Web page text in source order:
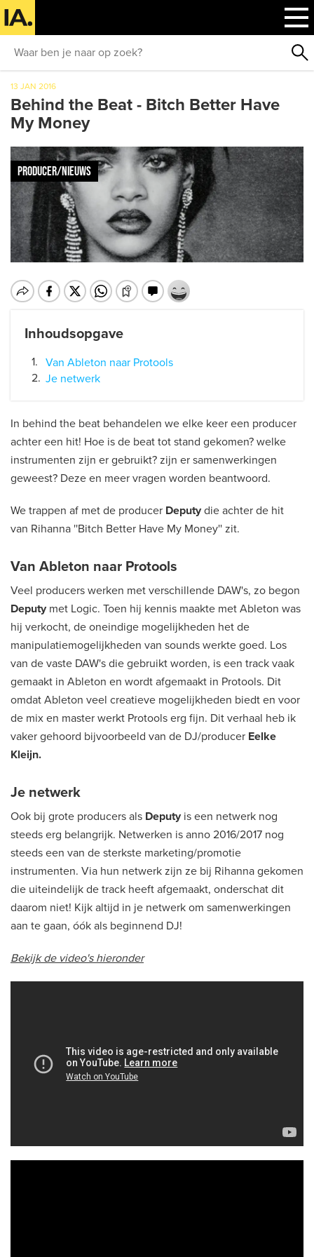
13 JAN 2016
Behind the Beat - Bitch Better Have
My Money
PRODUCER/NIEUWS
Inhoudsopgave
Van Ableton naar Protools
Je netwerk
In behind the beat behandelen we elke keer een producer
achter een hit! Hoe is de beat tot stand gekomen? welke
instrumenten zijn er gebruikt? zijn er samenwerkingen
geweest? Deze en meer vragen worden beantwoord.
We trappen af met de producer Deputy die achter de hit
van Rihanna ''Bitch Better Have My Money'' zit.
Van Ableton naar Protools
Veel producers werken met verschillende DAW's, zo begon
Deputy met Logic. Toen hij kennis maakte met Ableton was
hij verkocht, de oneindige mogelijkheden het de
manipulatiemogelijkheden van sounds werkte goed. Los
van de vaste DAW's die gebruikt worden, is een track vaak
gemaakt in Ableton en wordt afgemaakt in Protools. Dit
omdat Ableton veel creatieve mogelijkheden biedt en voor
de mix en master werkt Protools erg fijn. Dit verhaal heb ik
vaker gehoord bijvoorbeeld van de DJ/producer Eelke
Kleijn.
Je netwerk
Ook bij grote producers als Deputy is een netwerk nog
steeds erg belangrijk. Netwerken is anno 2016/2017 nog
steeds een van de sterkste marketing/promotie
instrumenten. Via hun netwerk zijn ze bij Rihanna gekomen
die uiteindelijk de track heeft afgemaakt, onderschat dit
daarom niet! Kijk altijd in je netwerk om samenwerkingen
aan te gaan, óók als beginnend DJ!
Bekijk de video's hieronder